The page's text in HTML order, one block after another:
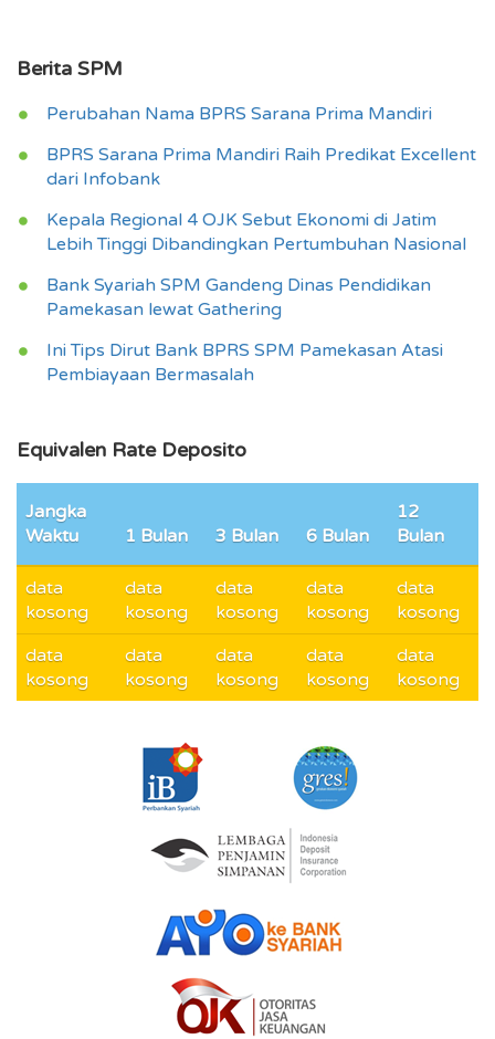
Berita SPM
Perubahan Nama BPRS Sarana Prima Mandiri
BPRS Sarana Prima Mandiri Raih Predikat Excellent
dari Infobank
Kepala Regional 4 OJK Sebut Ekonomi di Jatim
Lebih Tinggi Dibandingkan Pertumbuhan Nasional
Bank Syariah SPM Gandeng Dinas Pendidikan
Pamekasan lewat Gathering
Ini Tips Dirut Bank BPRS SPM Pamekasan Atasi
Pembiayaan Bermasalah
Equivalen Rate Deposito
Jangka
Waktu
1 Bulan 3 Bulan 6 Bulan
12
Bulan
data
kosong
data
kosong
data
kosong
data
kosong
data
kosong
data
kosong
data
kosong
data
kosong
data
kosong
data
kosong